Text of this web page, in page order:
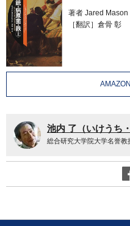
著者 Jared Mason
［翻訳］倉骨 彰
池内 了（いけうち
総合研究大学院大学名誉教